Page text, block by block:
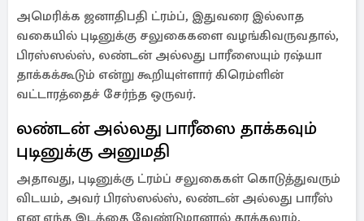
அமெரிக்க ஜனாதிபதி ட்ரம்ப், இதுவரை இல்லாத
வகையில் புடினுக்கு சலுகைகளை வழங்கிவருவதால்,
பிரஸ்ஸல்ஸ், லண்டன் அல்லது பாரீஸையும் ரஷ்யா
தாக்கக்கூடும் என்று கூறியுள்ளார் கிரெம்ளின்
வட்டாரத்தைச் சேர்ந்த ஒருவர்.
லண்டன் அல்லது பாரீஸை தாக்கவும்
புடினுக்கு அனுமதி
அதாவது, புடினுக்கு ட்ரம்ப் சலுகைகள் கொடுத்துவரும்
விடயம், அவர் பிரஸ்ஸல்ஸ், லண்டன் அல்லது பாரீஸ்
என எந்த இடத்தை வேண்டுமானால் தாக்கலாம்,